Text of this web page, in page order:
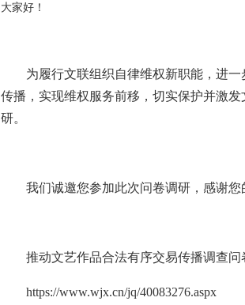
大家好！
为履行文联组织自律维权新职能，进
传播，实现维权服务前移，切实保护并激
研。
我们诚邀您参加此次问卷调研，感谢
推动文艺作品合法有序交易传播调查问
https://www.wjx.cn/jq/40083276.aspx